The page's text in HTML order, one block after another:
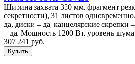
Ширина захвата 330 мм, фрагмент
секретности), 31 листов
да, диски – да, канцелярские скрепки
– да. Мощность 1200 Вт, уровень
307 241 руб.